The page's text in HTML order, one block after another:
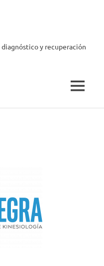
y recuperación
MENU